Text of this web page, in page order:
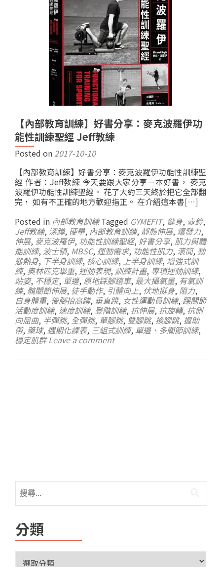
【內部教育訓練】好書分享：麥克波羅伊功
能性訓練聖經 Jeff教練
Posted on 2017-10-10
【內部教育訓練】好書分享：麥克波羅伊功能性訓練聖
經 作者：Jeff教練 今天要跟大家分享一本好書， 麥克
波羅伊功能性訓練聖經。 花了大約三天終於把它全部翻
完， 如有不正確的地方歡迎指正。 在介紹這本書[…]
Posted in 內部教育訓練 Tagged GYMEFIT, 健身, 壺鈴,
Jeff教練, 深蹲, 硬舉, 內部教育訓練, 靜態伸展, 爆發力,
伸展, 麥克波羅伊, 功能性訓練聖經, 好書分享, 肌力與體
能訓練, 波士頓, MBSC, 運動需求, 功能性肌力, 滾筒, 動
態熱身, 下半身訓練, 核心訓練, 上半身訓練, 增強式訓
練, 奧林匹克舉重, 運動表現, 訓練計畫, 專項運動訓練,
站姿, 不穩定, 單邊, 原地踩腳踏車, 最大攝氧量, 有氧訓
練, 髖關節伸展, 徒手動作, 引體向上, 伏地挺身, 阻力,
自身體重, 後腳抬高蹲, 垂直跳, 女性運動員訓練, 踝關節
活動度訓練, 速度訓練, 登階訓練, 抗伸展, 抗旋轉, 抗側
向屈曲, 半彈跳, 全彈跳, 單腳跳, 雙腳跳, 換腳跳, 握助
帶, 藥球, 週期化課表, 三組式訓練, 單邊、多關節訓練,
穩定肌群 Leave a comment
分類